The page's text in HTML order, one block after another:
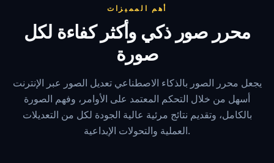
أهم المميزات
محرر صور ذكي وأكثر كفاءة لكل
صورة
يجعل محرر الصور بالذكاء الاصطناعي تعديل الصور عبر الإنترنت
أسهل من خلال التحكم المعتمد على الأوامر، وفهم الصورة
بالكامل، وتقديم نتائج مرئية عالية الجودة لكل من التعديلات
العملية والتحولات الإبداعية.